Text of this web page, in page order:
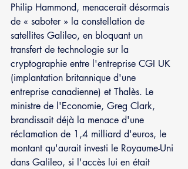
Philip Hammond, menacerait désormais
de « saboter » la constellation de
satellites Galileo, en bloquant un
transfert de technologie sur la
cryptographie entre l'entreprise CGI UK
(implantation britannique d'une
entreprise canadienne) et Thalès. Le
ministre de l'Economie, Greg Clark,
brandissait déjà la menace d'une
réclamation de 1,4 milliard d'euros, le
montant qu'aurait investi le Royaume-Uni
dans Galileo, si l'accès lui en était